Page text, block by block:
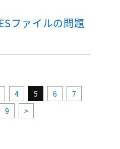
ファイルの問題
4 5 6
7
9 >